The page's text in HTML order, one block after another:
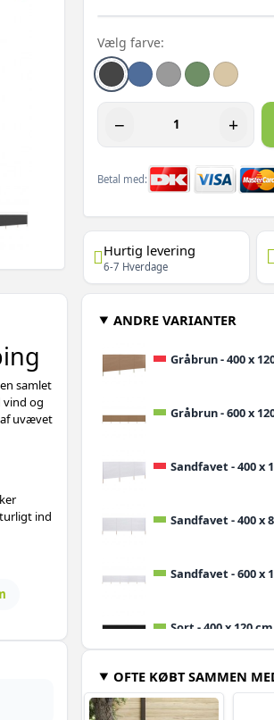
Vælg farve:
− +
Betal med:
Hurtig levering
6-7 Hverdage
samlet
vind og
af uvævet
ind
ANDRE VARIANTER
Gråbrun - 400 x
Gråbrun - 600 x
Sandfavet - 400 x
Sandfavet - 400 x
Sandfavet - 600 x
Sort - 400 x 120
Grøn - 400 x 80 cm
OFTE KØBT SAMMEN